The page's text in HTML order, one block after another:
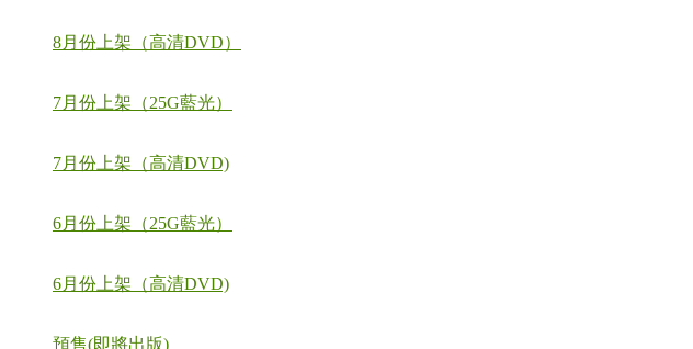
8月份上架（高清DVD）
7月份上架（25G藍光）
7月份上架（高清DVD)
6月份上架（25G藍光）
6月份上架（高清DVD)
預售(即將出版)